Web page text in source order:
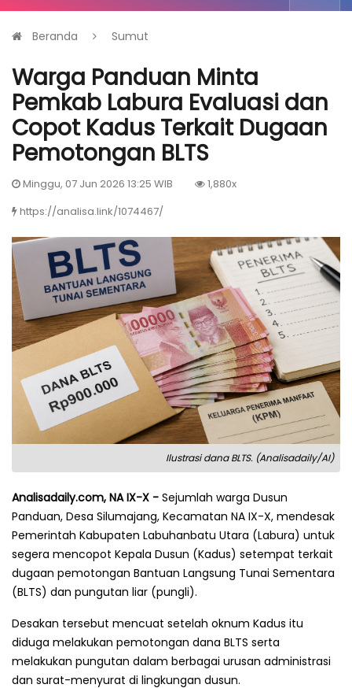
Beranda Sumut
Warga Panduan Minta
Pemkab Labura Evaluasi dan
Copot Kadus Terkait Dugaan
Pemotongan BLTS
Minggu, 07 Jun 2026 13:25 WIB
1,880x
https://analisa.link/1074467/
Ilustrasi dana BLTS. (Analisadaily/AI)
Analisadaily.com, NA IX-X - Sejumlah warga Dusun
Panduan, Desa Silumajang, Kecamatan NA IX-X, mendesak
Pemerintah Kabupaten Labuhanbatu Utara (Labura) untuk
segera mencopot Kepala Dusun (Kadus) setempat terkait
dugaan pemotongan Bantuan Langsung Tunai Sementara
(BLTS) dan pungutan liar (pungli).
Desakan tersebut mencuat setelah oknum Kadus itu
diduga melakukan pemotongan dana BLTS serta
melakukan pungutan dalam berbagai urusan administrasi
dan surat-menyurat di lingkungan dusun.